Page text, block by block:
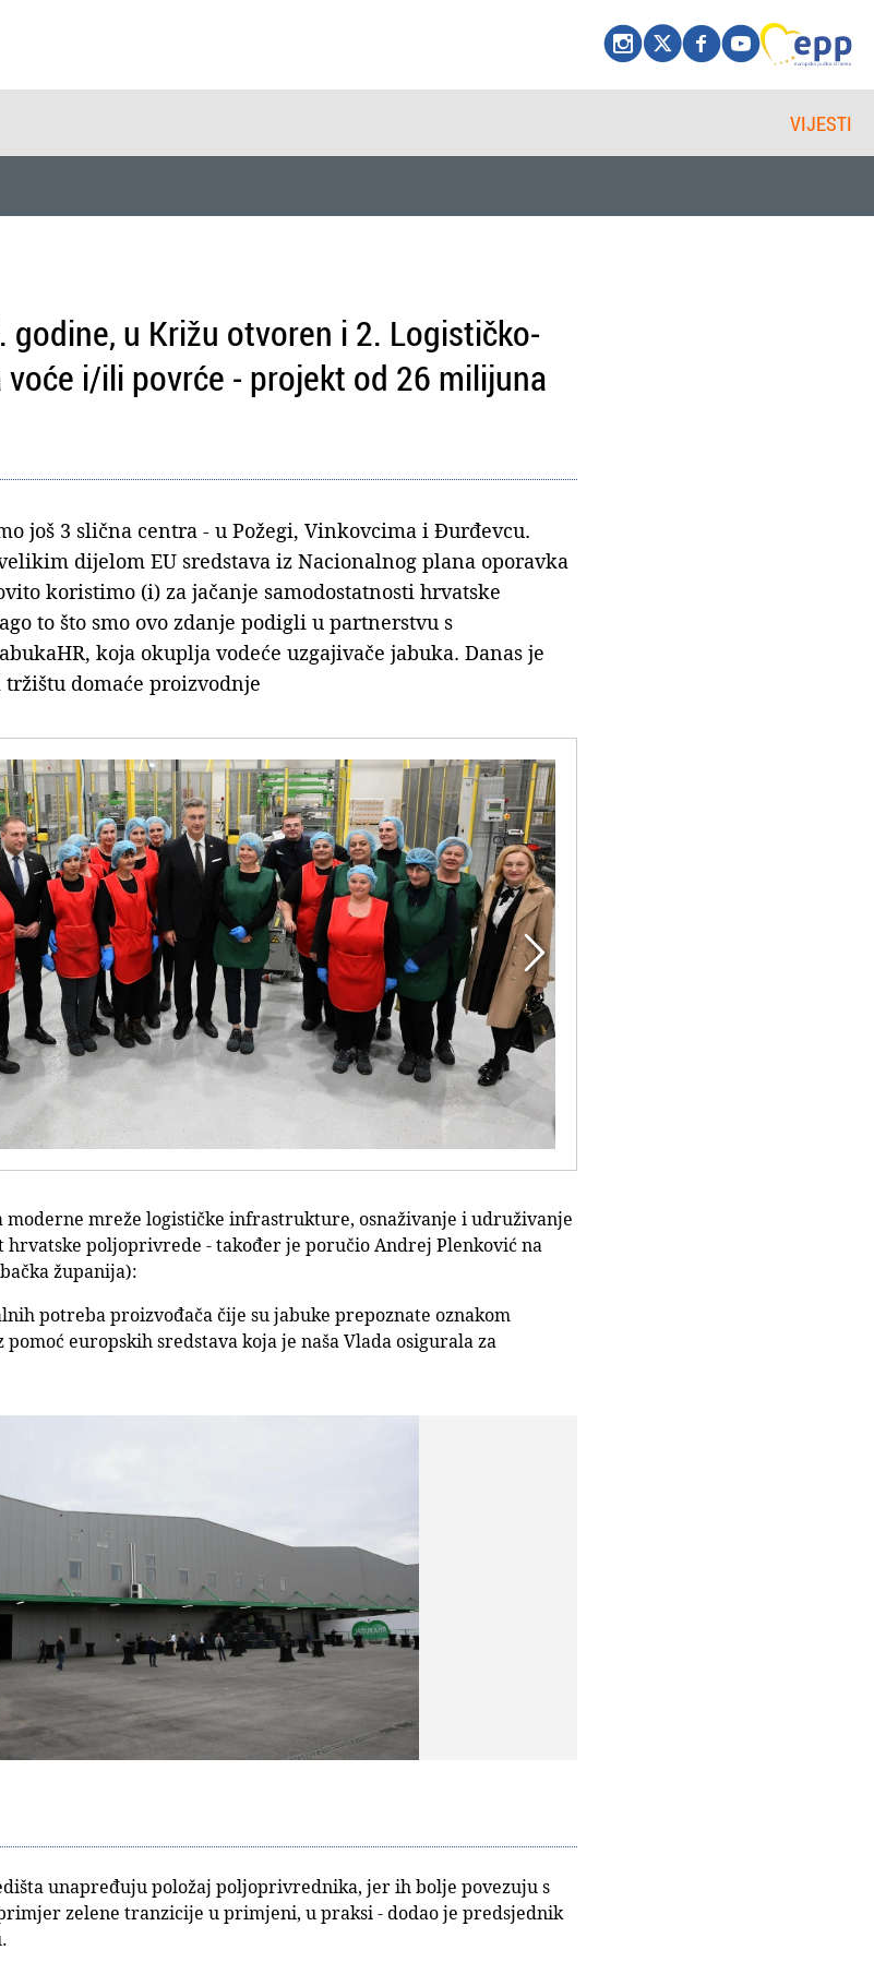
VIJESTI
godine, u Križu otvoren i 2. Logističko-
i/ili povrće - projekt od 26 milijuna
još 3 slična centra - u Požegi, Vinkovcima i Đurđevcu.
dijelom EU sredstava iz Nacionalnog plana oporavka
koristimo (i) za jačanje samodostatnosti hrvatske
to što smo ovo zdanje podigli u partnerstvu s
koja okuplja vodeće uzgajivače jabuka. Danas je
tržištu domaće proizvodnje

mreže logističke infrastrukture, osnaživanje i udruživanje
hrvatske poljoprivrede - također je poručio Andrej Plenković na
županija):
potreba proizvođača čije su jabuke prepoznate oznakom
europskih sredstava koja je naša Vlada osigurala za
unapređuju položaj poljoprivrednika, jer ih bolje povezuju s
zelene tranzicije u primjeni, u praksi - dodao je predsjednik